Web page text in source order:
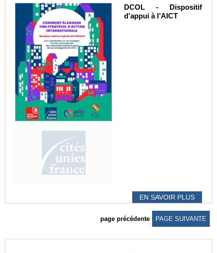
DCOL - Dispositif
d’appui à l’AICT
EN SAVOIR PLUS
page précédente PAGE SUIVANTE